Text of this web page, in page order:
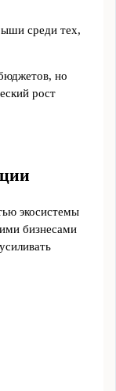
среди тех,
но
рост
экосистемы
бизнесами